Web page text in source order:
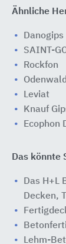
Ähnliche
Danogips
SAINT-
Rockfon
Leviat
Knauf
Ecophon
Das könnte
Das H+L
Decken,
Lehm-